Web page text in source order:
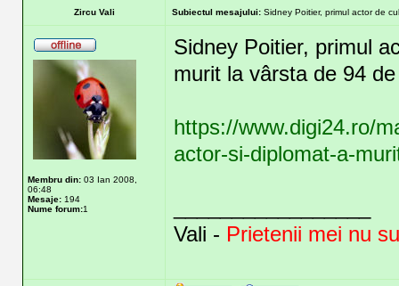
Zircu Vali Subiectul mesajului: Sidney Poitier, primul actor de
Membru din: 03 Ian 2008,
06:48
Mesaje: 194
Nume forum:1
Sidney Poitier, primul
murit la vârsta de 94
https://www.digi24.ro/
actor-si-diplomat-a-
Vali - Prietenii mei nu